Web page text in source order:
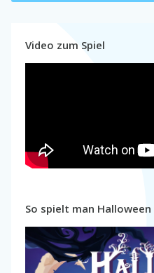
Video zum Spiel
So spielt man Halloween